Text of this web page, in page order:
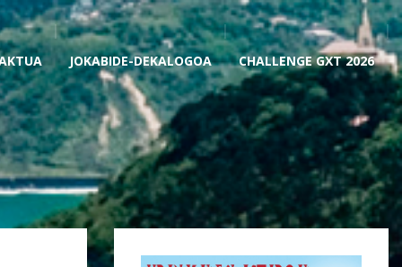
JOKABIDE-DEKALOGOA CHALLENGE GXT 2026